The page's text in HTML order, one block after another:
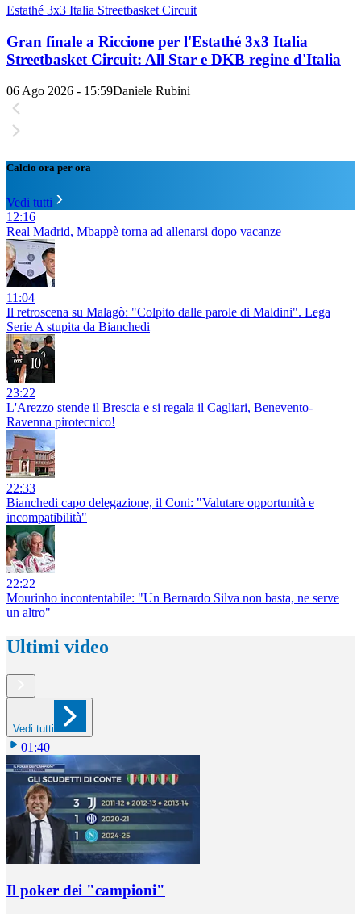
Estathé 3x3 Italia Streetbasket Circuit
Gran finale a Riccione per l'Estathé 3x3 Italia
Streetbasket Circuit: All Star e DKB regine d'Italia
06 Ago 2026 - 15:59Daniele Rubini
Calcio ora per ora
Vedi tutti
12:16
Real Madrid, Mbappè torna ad allenarsi dopo vacanze
11:04
Il retroscena su Malagò: "Colpito dalle parole di Maldini". Lega
Serie A stupita da Bianchedi
23:22
L'Arezzo stende il Brescia e si regala il Cagliari, Benevento-
Ravenna pirotecnico!
22:33
Bianchedi capo delegazione, il Coni: "Valutare opportunità e
incompatibilità"
22:22
Mourinho incontentabile: "Un Bernardo Silva non basta, ne serve
un altro"
Ultimi video
Vedi tutti
01:40
Il poker dei "campioni"